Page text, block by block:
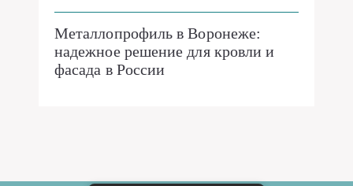
Металлопрофиль в Воронеже:
надежное решение для кровли и
фасада в России